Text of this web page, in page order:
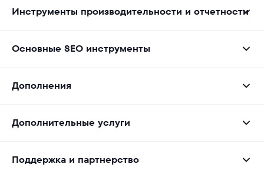
Инструменты производительности и отчетности
Основные SEO инструменты
Дополнения
Дополнительные услуги
Поддержка и партнерство